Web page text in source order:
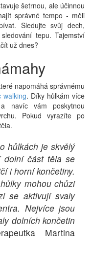
šetrnou, ale účinnou
správné tempo - měli
Sledujte svůj dech,
tepu. Tajemství
už dnes?
napomáhá správnému
walking. Díky hůlkám více
navíc vám poskytnou
Pokud vyrazíte po
hůlkách je skvělý
dolní část těla se
i horní končetiny.
mohou chůzi
se aktivují svaly
Nejvíce jsou
dolních končetin
Martina